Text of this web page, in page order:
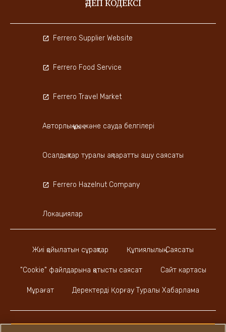
ӘДЕП КОДЕКСІ
Жиі қойылатын сұрақтар Құпиялылық Саясаты
"Cookie" файлдарына қатысты саясат Сайт картасы
Мұрағат Деректерді Қорғау Туралы Хабарлама
Ferrero Supplier Website
Ferrero Food Service
Ferrero Travel Market
Авторлық құқық және сауда белгілері
Осалдықтар туралы ақпаратты ашу саясаты
Ferrero Hazelnut Company
Локациялар